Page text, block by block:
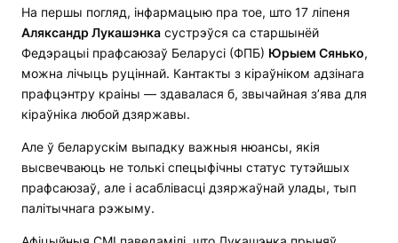
На першы погляд, інфармацыю пра тое, што 17 ліпеня
Аляксандр Лукашэнка сустрэўся са старшынёй
Федэрацыі прафсаюзаў Беларусі (ФПБ) Юрыем Сянько,
можна лічыць руціннай. Кантакты з кіраўніком адзінага
прафцэнтру краіны — здавалася б, звычайная з’ява для
кіраўніка любой дзяржавы.
Але ў беларускім выпадку важныя нюансы, якія
высвечваюць не толькі спецыфічны статус тутэйшых
прафсаюзаў, але і асаблівасці дзяржаўнай улады, тып
палітычнага рэжыму.